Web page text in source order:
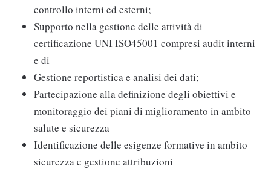
controllo interni ed esterni;
Supporto nella gestione delle attività di
certificazione UNI ISO45001 compresi audit interni
e di
Gestione reportistica e analisi dei dati;
Partecipazione alla definizione degli obiettivi e
monitoraggio dei piani di miglioramento in ambito
salute e sicurezza
Identificazione delle esigenze formative in ambito
sicurezza e gestione attribuzioni